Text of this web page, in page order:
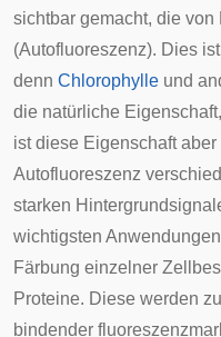
sichtbar gemacht, die
(Autofluoreszenz). Dies
denn Chlorophylle und
die natürliche
ist diese Eigenschaft
Autofluoreszenz
starken
wichtigsten
Färbung einzelner
Proteine. Diese werden
bindender